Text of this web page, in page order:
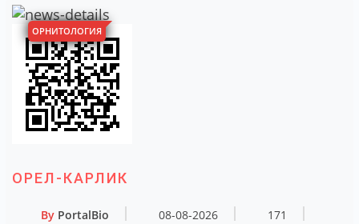
ОРНИТОЛОГИЯ
ОРЕЛ-КАРЛИК
By PortalBio 08-08-2026
171